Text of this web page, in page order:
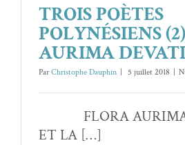
TROIS POÈTES
POLYNÉSIENS
AURIMA
ParChristophe Dauphin 5 juil­let 2018
FLORA AURIMA
ET LA […]